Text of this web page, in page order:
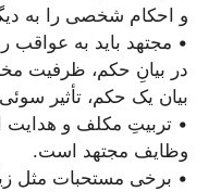
و احکام شخصی را به
• مجتهد باید به
در بیانِ حکم، ظرفیت
بیان یک حکم، تأثیر
• تربیتِ مکلف و هدایت
وظایف مجتهد است.
• برخی مستحبات مثل